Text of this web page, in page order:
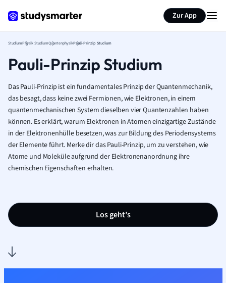
Zur App
StudiumPhysik StudiumQuantenphysikPauli-Prinzip Studium
Pauli-Prinzip Studium
Das Pauli-Prinzip ist ein fundamentales Prinzip der Quantenmechanik,
das besagt, dass keine zwei Fermionen, wie Elektronen, in einem
quantenmechanischen System dieselben vier Quantenzahlen haben
können. Es erklärt, warum Elektronen in Atomen einzigartige Zustände
in der Elektronenhülle besetzen, was zur Bildung des Periodensystems
der Elemente führt. Merke dir das Pauli-Prinzip, um zu verstehen, wie
Atome und Moleküle aufgrund der Elektronenanordnung ihre
chemischen Eigenschaften erhalten.
Los geht’s